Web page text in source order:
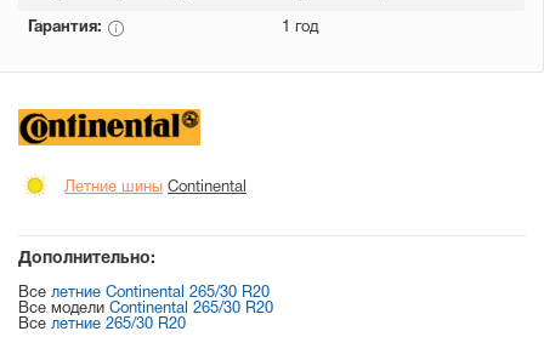
Гарантия: 1 год
Летние шины Continental
Дополнительно:
Все летние Continental 265/30 R20
Все модели Continental 265/30 R20
Все летние 265/30 R20